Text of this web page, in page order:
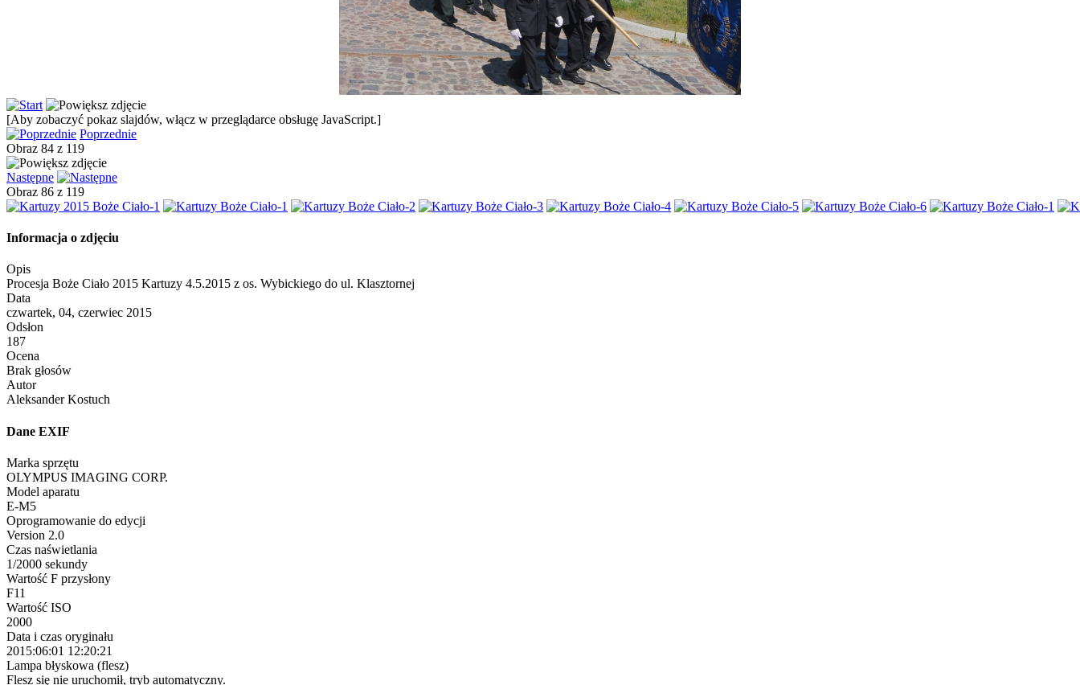
[Aby zobaczyć pokaz slajdów, włącz w przeglądarce obsługę JavaScript.]
Poprzednie
Obraz 84 z 119
Następne
Obraz 86 z 119
Informacja o zdjęciu
Opis
Procesja Boże Ciało 2015 Kartuzy 4.5.2015 z os. Wybickiego do ul. Klasztornej
Data
czwartek, 04, czerwiec 2015
Odsłon
187
Ocena
Brak głosów
Autor
Aleksander Kostuch
Dane EXIF
Marka sprzętu
OLYMPUS IMAGING CORP.
Model aparatu
E-M5
Oprogramowanie do edycji
Version 2.0
Czas naświetlania
1/2000 sekundy
Wartość F przysłony
F11
Wartość ISO
2000
Data i czas oryginału
2015:06:01 12:20:21
Lampa błyskowa (flesz)
Flesz się nie uruchomił, tryb automatyczny.